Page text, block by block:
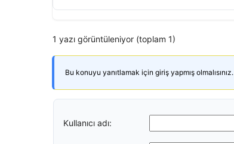
1 yazı görüntüleniyor (toplam 1)
Bu konuyu yanıtlamak için giriş yapmış olmalısınız.
Kullanıcı adı: